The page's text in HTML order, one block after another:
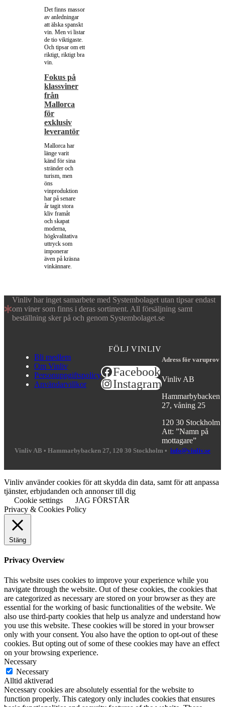
Det finns massor
av anledningar
att älska spanskt
vin. Men vi listar
de tio viktigaste.
Och tipsar om ett
riktigt, riktigt bra
vin.
Fokus på
klassviner
från
Mallorca
för
exklusiv
leverantör
Mallorca har
länge varit
känd för sina
stränder och
turism, men
öns
vinproduktion
har på senare
år tagit stora
kliv framåt
och skapat
moderna,
högkvalitativa
uttryck som
imponerar
även på kräsna
vinkännare.
Vinliv har inget samarbete med Systembolaget utan tipsar endast
om viner som finns i deras sortiment. All försäljning samt
beställning sker på och genom Systembolaget.se
Bli medlem
Om Vinliv
Personuppgiftspolicy
Användarvillkor
FÖLJ VINLIV
Facebook
Instagram
Adress för varuprov
Vinliv AB
Hammarbybacken
27, våning 25
120 30 Stockholm
Att: ”Namn på
mottagare”
Vinliv AB • Hammarbybacken 27, 120 30 Stockholm • info@vinliv.se
Vinliv använder cookies för att skydda din data, samt för att anpassa
tjänster, erbjudanden och annonser till dig
Cookie settings
JAG FÖRSTÅR
Privacy & Cookies Policy
Stäng
Privacy Overview
This website uses cookies to improve your experience while you
navigate through the website. Out of these cookies, the cookies that
are categorized as necessary are stored on your browser as they are
essential for the working of basic functionalities of the website. We
also use third-party cookies that help us analyze and understand how
you use this website. These cookies will be stored in your browser
only with your consent. You also have the option to opt-out of these
cookies. But opting out of some of these cookies may have an effect
on your browsing experience.
Necessary
Necessary
Alltid aktiverad
Necessary cookies are absolutely essential for the website to
function properly. This category only includes cookies that ensures